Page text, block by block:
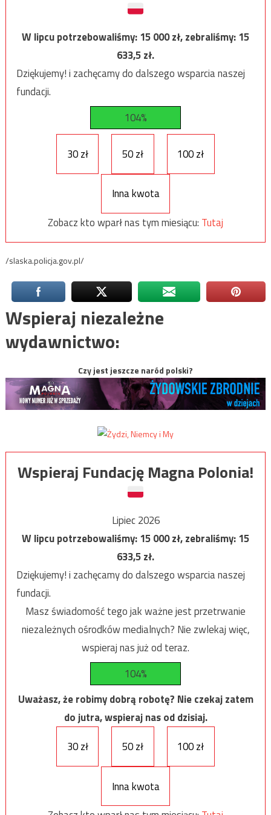
W lipcu potrzebowaliśmy:15 000zł, zebraliśmy:15
633,5zł.
Dziękujemy! i zachęcamy do dalszego wsparcia naszej
fundacji.
104%
30 zł 50 zł 100 zł
Inna kwota
Zobacz kto wparł nas tym miesiącu: Tutaj
/slaska.policja.gov.pl/
Wspieraj niezależne
wydawnictwo:
Czy jest jeszcze naród polski?
Wspieraj Fundację Magna Polonia!
Lipiec 2026
W lipcu potrzebowaliśmy:15 000zł, zebraliśmy:15
633,5zł.
Dziękujemy! i zachęcamy do dalszego wsparcia naszej
fundacji.
Masz świadomość tego jak ważne jest przetrwanie
niezależnych ośrodków medialnych? Nie zwlekaj więc,
wspieraj nas już od teraz.
104%
Uważasz, że robimy dobrą robotę? Nie czekaj zatem
do jutra, wspieraj nas od dzisiaj.
30 zł
50 zł 100 zł
Inna kwota